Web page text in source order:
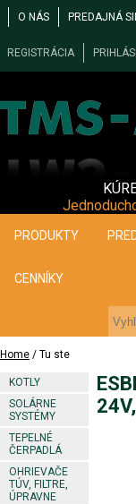
O NÁS PREDAJNÁ
REGISTRÁCIA
PRODUKTY
CENNÍKY
Home / Tu ste
KOTLY
SOLÁRNE
SYSTÉMY
TEPELNÉ
ČERPADLÁ
OHRIEVAČE
TÚV, FILTRE,
ÚPRAVNE